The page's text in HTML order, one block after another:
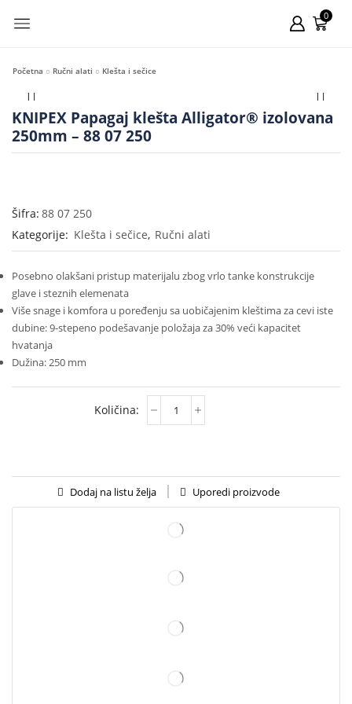
0
Početna Ručni alati Klešta i sečice
KNIPEX Papagaj klešta Alligator® izolovana
250mm – 88 07 250
Šifra: 88 07 250
Kategorije: Klešta i sečice, Ručni alati
Posebno olakšani pristup materijalu zbog vrlo tanke konstrukcije
glave i steznih elemenata
Više snage i komfora u poređenju sa uobičajenim kleštima za cevi iste
dubine: 9-stepeno podešavanje položaja za 30% veći kapacitet
hvatanja
Dužina: 250 mm
Dodaj na listu želja Uporedi proizvode